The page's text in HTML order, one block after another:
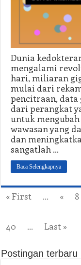
Dunia
mengalami
hari, miliaran
mulai dari
pencitraan,
dari perangkat
untuk
wawasan yang
dan
sangatlah …
Baca Selengkapnya
« First ... « 8
40
... Last »
Postingan terbaru